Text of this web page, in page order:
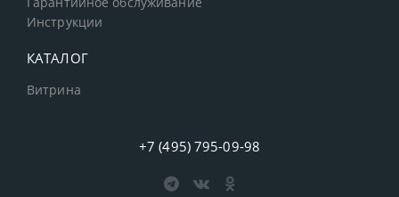
Инструкции
КАТАЛОГ
Витрина
+7 (495) 795-09-98